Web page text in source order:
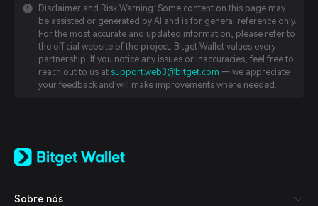
Disclaimer and Risk Warning: Some content on this page may
be assisted or generated by AI and is for general reference only.
For the most accurate and updated information, please refer to
the official website of the project. Bitget Wallet values every
partnership. If you notice any issues or inaccuracies, feel free to
reach out to us at support.web3@bitget.com — we appreciate
your feedback and will make improvements where needed.
日本語
Español (Latinoamérica)
Sobre nós